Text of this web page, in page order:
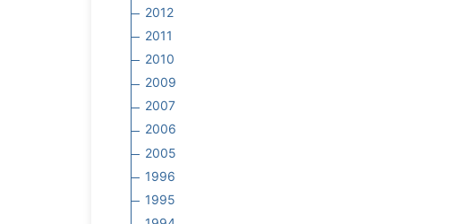
2012
2011
2010
2009
2007
2006
2005
1996
1995